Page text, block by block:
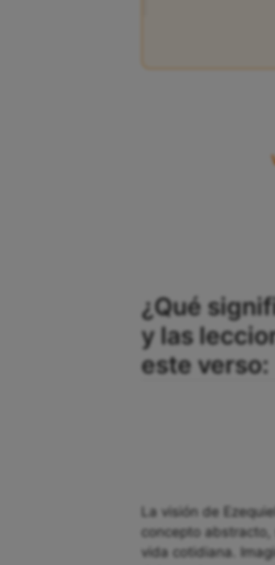
¿Qué
y las
este verso:
La visión de
concepto
vida cotidiana.